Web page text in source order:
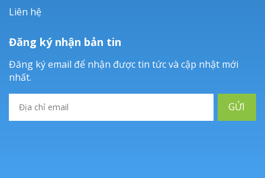
Liên hệ
Đăng ký nhận bản tin
Đăng ký email để nhận được tin tức và cập nhật mới
nhất.
GỬI